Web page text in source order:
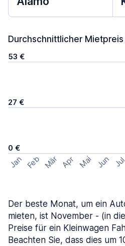
Durchschnittlicher
53 €
27 €
0 €
Jan Feb Mär Apr Mai Jun Jul
Der beste Monat, um ein
mieten, ist November - (in
Preise für ein Kleinwagen
Beachten Sie, dass dies um